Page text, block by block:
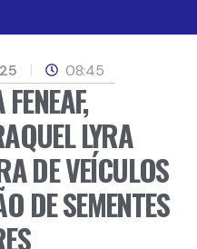
08:45
LYRA
DE VEÍCULOS
DE SEMENTES